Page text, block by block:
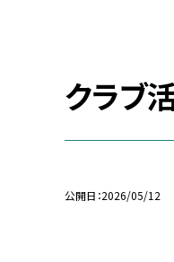
クラ
公開日 2026/05/12